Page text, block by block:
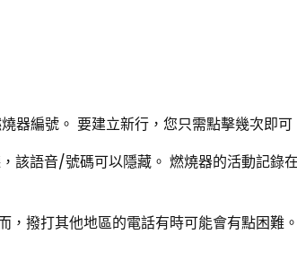
器編號。 要建立新行，您只需點擊幾次即可
該語音/號碼可以隱藏。 燃燒器的活動記錄
，撥打其他地區的電話有時可能會有點困難